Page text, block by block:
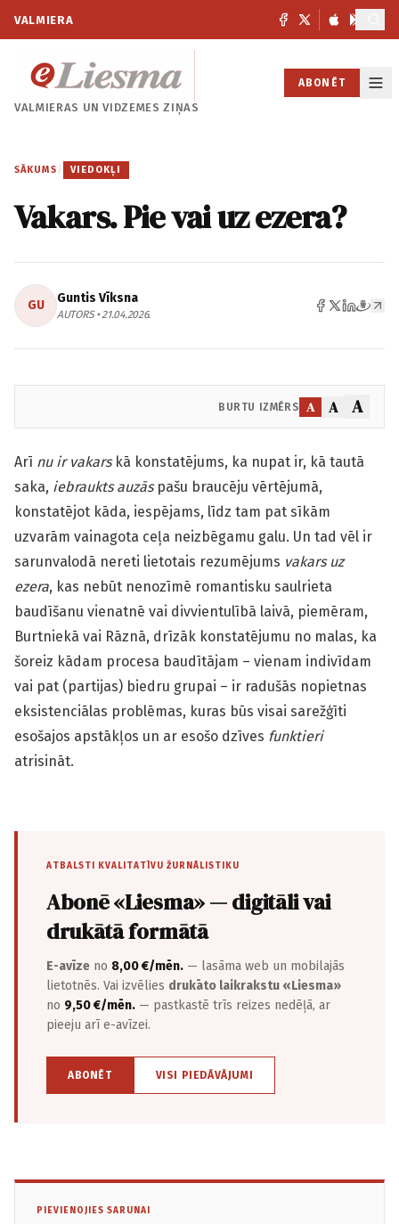
VALMIERA
VALMIERAS UNVIDZEMES ZIŅAS
ABONĒT
SĀKUMS / VIEDOKĻI
Vakars. Pie vai uz ezera?
GU Guntis Vīksna
AUTORS • 21.04.2026.
BURTU IZMĒRS A A A
Arī nu ir vakarskā konstatējums, ka nupat ir, kā tautā
saka, iebraukts auzāspašu braucēju vērtējumā,
konstatējot kāda, iespējams, līdz tam pat sīkām
uzvarām vainagota ceļa neizbēgamu galu. Un tad vēl ir
sarunvalodā nereti lietotais rezumējums vakars uz
ezera, kas nebūt nenozīmē romantisku saulrieta
baudīšanu vienatnē vai divvientulībā laivā, piemēram,
Burtniekā vai Rāznā, drīzāk konstatējumu no malas, ka
šoreiz kādam procesa baudītājam – vienam indivīdam
vai pat (partijas) biedru grupai – ir radušās nopietnas
eksistenciālas problēmas, kuras būs visai sarežģīti
esošajos apstākļos un ar esošo dzīves funktieri
atrisināt.
ATBALSTI KVALITATĪVU ŽURNĀLISTIKU
Abonē «Liesma» — digitāli vai
drukātā formātā
E-avīze no 8,00 €/mēn. — lasāma web un mobilajās
lietotnēs. Vai izvēlies drukāto laikrakstu «Liesma»
no 9,50 €/mēn. — pastkastē trīs reizes nedēļā, ar
pieeju arī e-avīzei.
ABONĒT VISI PIEDĀVĀJUMI
PIEVIENOJIES SARUNAI